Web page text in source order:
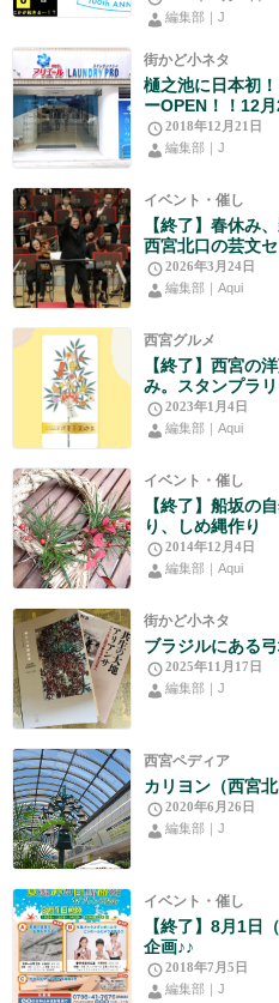
編集部｜J
街かど小ネタ
樋之池に日本初
ーOPEN！！12月
2018年12月21日
編集部｜J
イベント・催し
【終了】春休み
西宮北口の芸文
2026年3月24日
編集部｜Aqui
西宮グルメ
【終了】西宮の
み。スタンプラ
2023年1月4日
編集部｜Aqui
イベント・催し
【終了】船坂の
り、しめ縄作り
2014年12月4日
編集部｜Aqui
街かど小ネタ
ブラジルにある
2025年11月17日
編集部｜J
西宮ペディア
カリヨン（西宮北
2020年6月26日
編集部｜J
イベント・催し
【終了】8月1日
企画♪♪
2018年7月5日
編集部｜J